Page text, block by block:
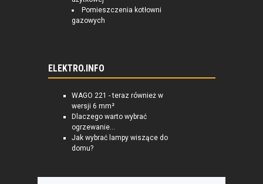
Pomieszczenia kotłowni
gazowych
ELEKTRO.INFO
WAGO 221 - teraz również w
wersji 6 mm²
Dlaczego warto wybrać
ogrzewanie...
Jak wybrać lampy wiszące do
domu?